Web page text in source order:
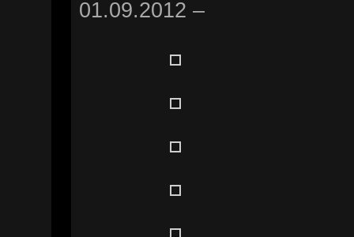
01.09.2012 –